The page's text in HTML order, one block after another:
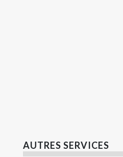
AUTRES SERVICES